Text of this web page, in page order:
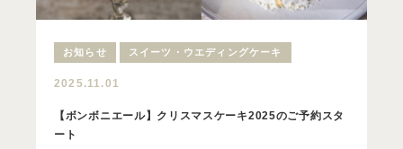
お知らせ スイーツ・ウエディングケーキ
2025.11.01
【ボンボニエール】クリスマスケーキ2025のご予約スタ
ート